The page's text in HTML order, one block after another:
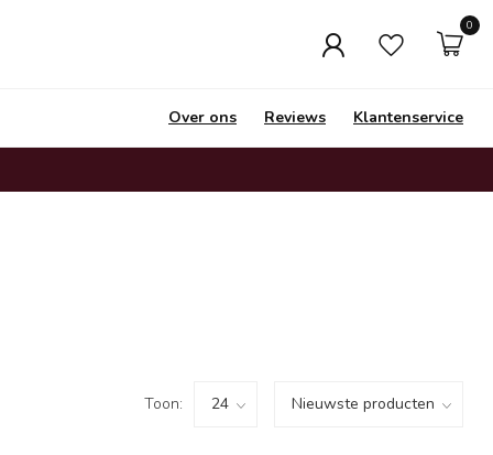
0
Over ons Reviews Klantenservice
Toon: